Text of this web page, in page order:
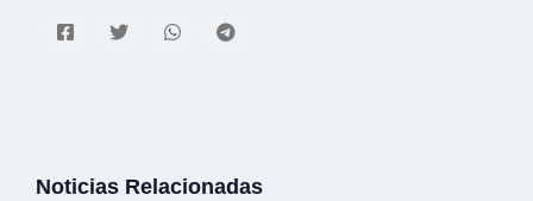
Noticias Relacionadas